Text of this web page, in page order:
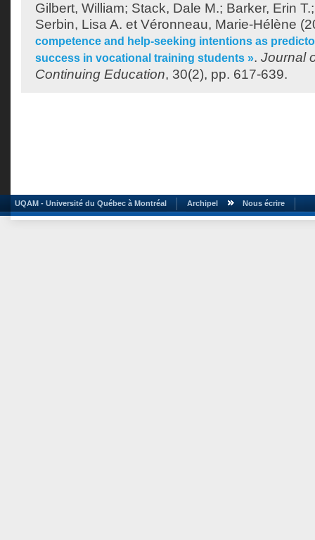
Gilbert, William; Stack, Dale M.; Barker, Erin T.
Serbin, Lisa A. et Véronneau, Marie-Hélène
competence and help-seeking intentions as
success in vocational training students ». Journal
Continuing Education, 30(2), pp. 617-639.
UQAM - Université du Québec à Montréal Archipel Nous écrire